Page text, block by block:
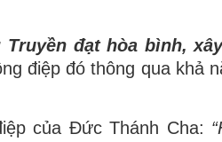
đạt hòa bình,
điệp đó thông qua khả
của Đức Thánh Cha: